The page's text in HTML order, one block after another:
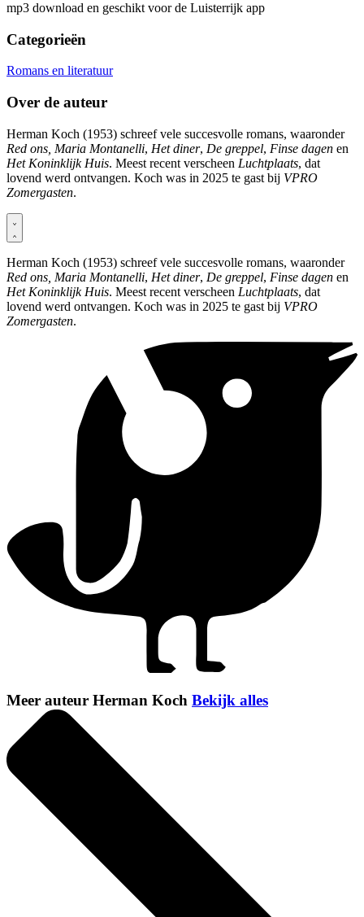
mp3 download en geschikt voor de Luisterrijk app
Categorieën
Romans en literatuur
Over de auteur
Herman Koch (1953) schreef vele succesvolle romans, waaronder
Red ons, Maria Montanelli, Het diner, De greppel, Finse dagen en
Het Koninklijk Huis. Meest recent verscheen Luchtplaats, dat
lovend werd ontvangen. Koch was in 2025 te gast bij VPRO
Zomergasten.
Herman Koch (1953) schreef vele succesvolle romans, waaronder
Red ons, Maria Montanelli, Het diner, De greppel, Finse dagen en
Het Koninklijk Huis. Meest recent verscheen Luchtplaats, dat
lovend werd ontvangen. Koch was in 2025 te gast bij VPRO
Zomergasten.
Meer auteur Herman Koch Bekijk alles